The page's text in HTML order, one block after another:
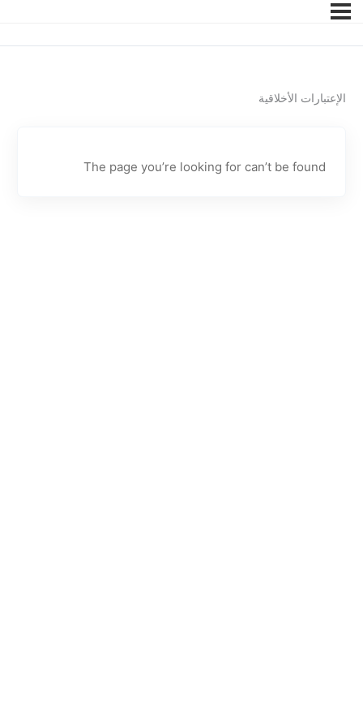
الإعتبارات الأخلاقية
The page you’re looking for can’t be found